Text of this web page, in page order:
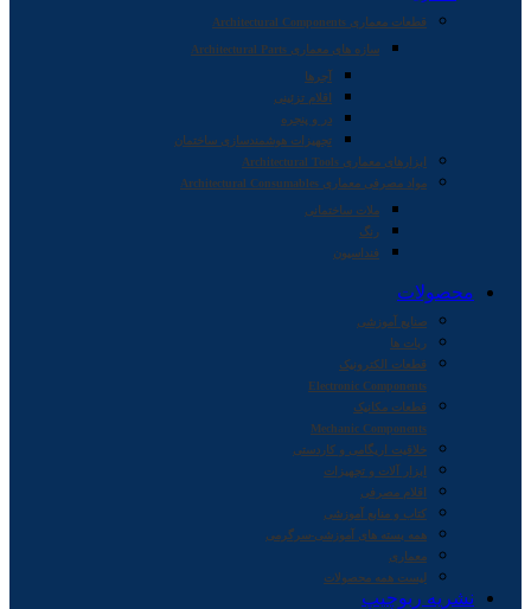
قطعات معماری Architectural Components
سازه های معماری Architectural Parts
آجرها
اقلام تزئینی
در و پنجره
تجهیزات هوشمندسازی ساختمان
ابزارهای معماری Architectural Tools
مواد مصرفی معماری Architectural Consumables
ملات ساختمانی
رنگ
فنداسیون
محصولات
صنایع آموزشی
ربات ها
قطعات الکترونیک
Electronic Components
قطعات مکانیک
Mechanic Components
خلاقیت اریگامی و کاردستی
ابزار آلات و تجهیزات
اقلام مصرفی
کتاب و منابع آموزشی
همه بسته های آموزشی-سرگرمی
معماری
لیست همه محصولات
نشریه ربوچیپ